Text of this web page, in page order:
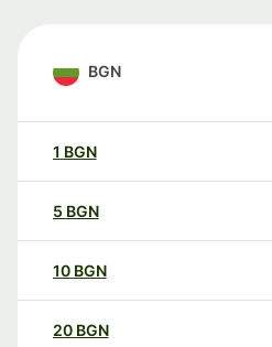
BGN
1 BGN
5 BGN
10 BGN
20 BGN